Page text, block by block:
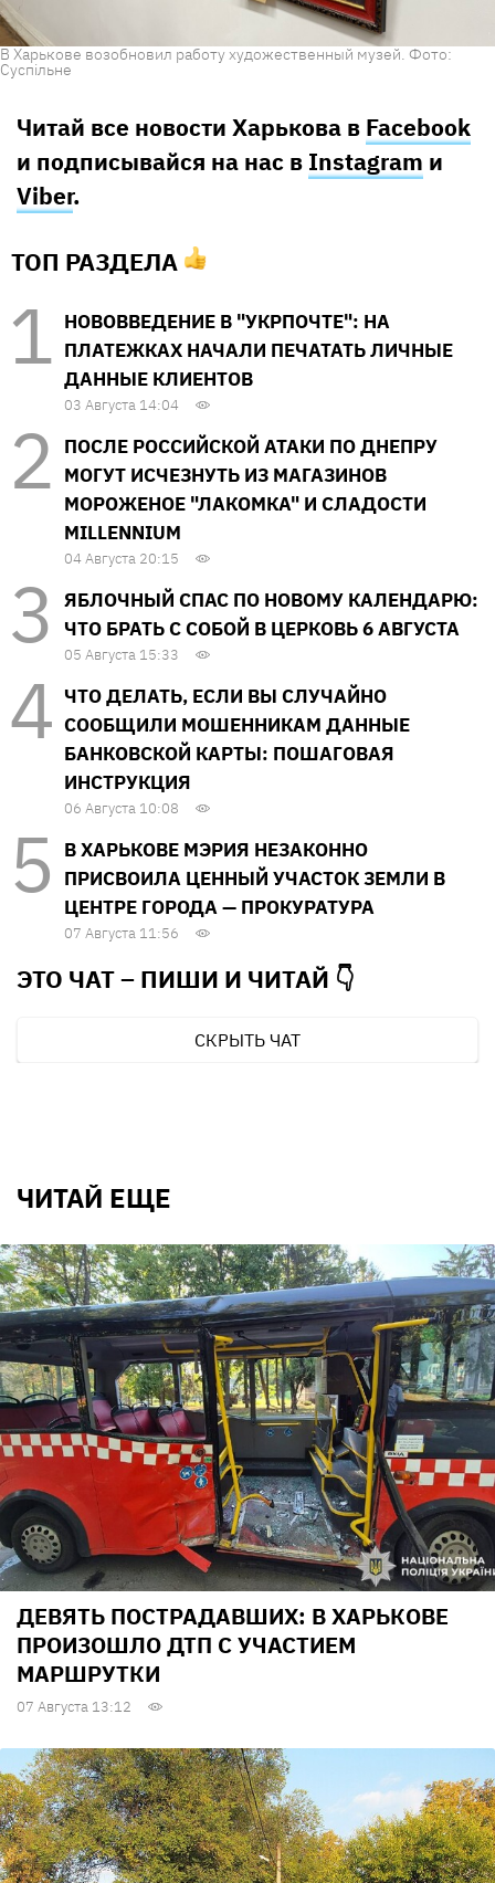
В Харькове возобновил работу художественный музей. Фото:
Суспільне
Читай все новости Харькова в Facebook
и подписывайся на нас в Instagram и
Viber.
ТОП РАЗДЕЛА
НОВОВВЕДЕНИЕ В "УКРПОЧТЕ": НА
ПЛАТЕЖКАХ НАЧАЛИ ПЕЧАТАТЬ ЛИЧНЫЕ
ДАННЫЕ КЛИЕНТОВ
03 Августа 14:04
ПОСЛЕ РОССИЙСКОЙ АТАКИ ПО ДНЕПРУ
МОГУТ ИСЧЕЗНУТЬ ИЗ МАГАЗИНОВ
МОРОЖЕНОЕ "ЛАКОМКА" И СЛАДОСТИ
MILLENNIUM
04 Августа 20:15
ЯБЛОЧНЫЙ СПАС ПО НОВОМУ КАЛЕНДАРЮ:
ЧТО БРАТЬ С СОБОЙ В ЦЕРКОВЬ 6 АВГУСТА
05 Августа 15:33
ЧТО ДЕЛАТЬ, ЕСЛИ ВЫ СЛУЧАЙНО
СООБЩИЛИ МОШЕННИКАМ ДАННЫЕ
БАНКОВСКОЙ КАРТЫ: ПОШАГОВАЯ
ИНСТРУКЦИЯ
06 Августа 10:08
В ХАРЬКОВЕ МЭРИЯ НЕЗАКОННО
ПРИСВОИЛА ЦЕННЫЙ УЧАСТОК ЗЕМЛИ В
ЦЕНТРЕ ГОРОДА — ПРОКУРАТУРА
07 Августа 11:56
ЭТО ЧАТ – ПИШИ И ЧИТАЙ 👇
СКРЫТЬ ЧАТ
ЧИТАЙ ЕЩЕ
ДЕВЯТЬ ПОСТРАДАВШИХ: В ХАРЬКОВЕ
ПРОИЗОШЛО ДТП С УЧАСТИЕМ
МАРШРУТКИ
07 Августа 13:12